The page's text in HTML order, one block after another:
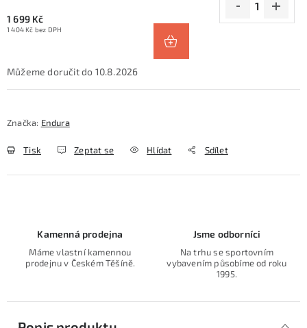
1 699 Kč
1 404 Kč bez DPH
10.8.2026
Značka: Endura
Tisk Zeptat se Hlídat Sdílet
Kamenná prodejna
Máme vlastní kamennou
prodejnu v Českém Těšíně.
Jsme odborníci
Na trhu se sportovním
vybavením působíme od roku
1995.